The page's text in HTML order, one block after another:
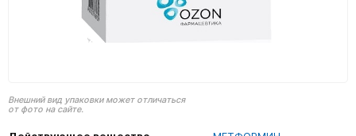
Внешний вид упаковки может отличаться
от фото на сайте.